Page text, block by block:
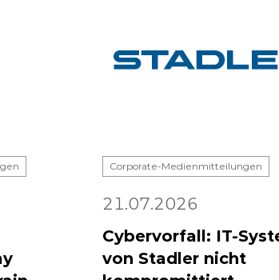
Corporate-Medienmitteilungen
21.07.2026
Cybervorfall: IT-
von Stadler nicht